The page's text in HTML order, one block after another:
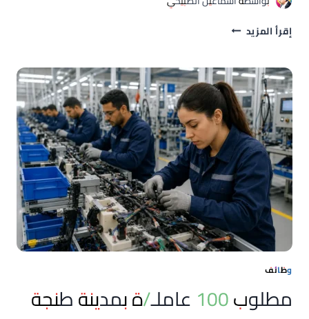
إقرأ المزيد مطلوب
تركيب
بمدينة
طنجة
وظائف
مطلوب 100 عاملـ/ة بمدينة طنجة